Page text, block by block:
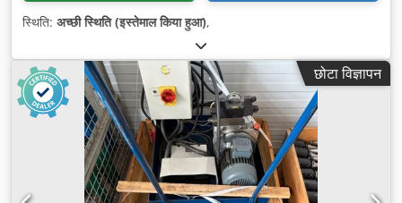
स्थिति: अच्छी स्थिति (इस्तेमाल किया हुआ),
छोटा विज्ञापन